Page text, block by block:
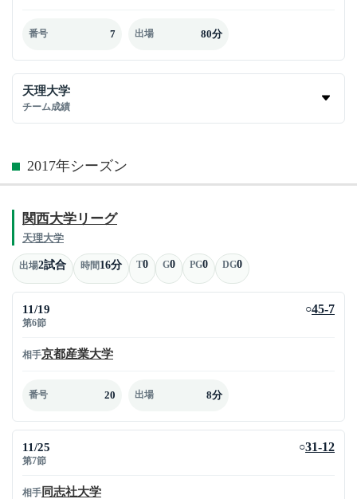
番号 7 出場 80分
天理大学
チーム成績
2017年シーズン
関西大学リーグ
天理大学
出場2試合 時間16分 T0 G0 PG0 DG0
11/19
第6節
○45-7
相手京都産業大学
番号 20 出場 8分
11/25
第7節
○31-12
相手 同志社大学